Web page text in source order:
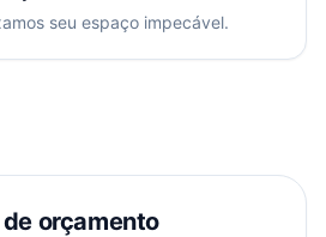
seu espaço impecável.
orçamento